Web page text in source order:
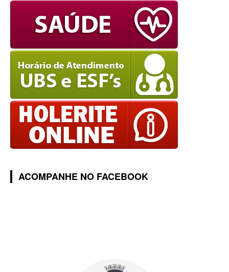
ACOMPANHE NO FACEBOOK